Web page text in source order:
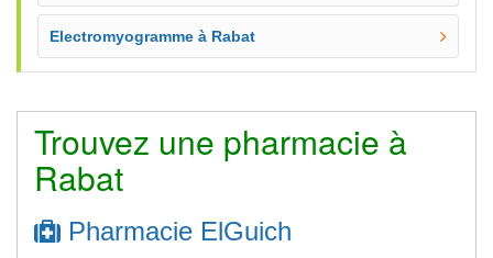
Electromyogramme à Rabat
Trouvez une pharmacie à
Rabat
Pharmacie ElGuich